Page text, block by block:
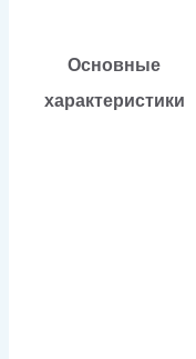
Основные
характеристики